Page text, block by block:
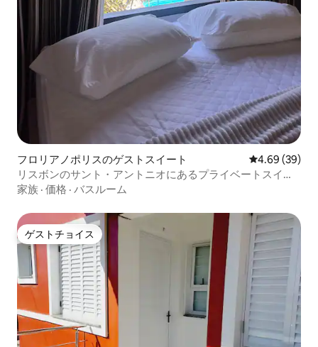
フロリアノポリスのゲストスイート レビュー39
4.69 (39)
リスボンのサント・アントニオにあるプライベートスイー
ト
家族 · 価格 · バスルーム
ゲストチョイス
ゲストチョイス